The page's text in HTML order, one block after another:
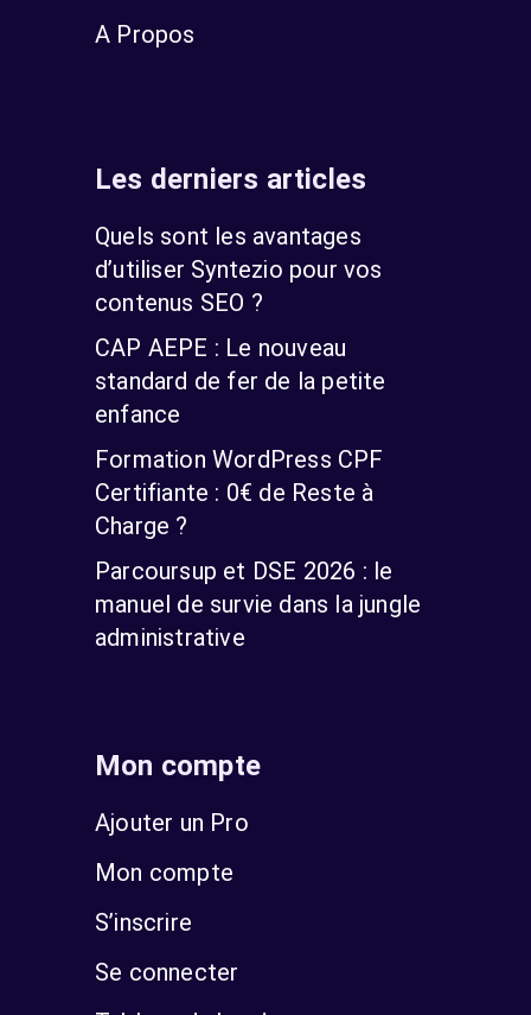
A Propos
Les derniers articles
Quels sont les avantages
d’utiliser Syntezio pour vos
contenus SEO ?
CAP AEPE : Le nouveau
standard de fer de la petite
enfance
Formation WordPress CPF
Certifiante : 0€ de Reste à
Charge ?
Parcoursup et DSE 2026 : le
manuel de survie dans la jungle
administrative
Mon compte
Ajouter un Pro
Mon compte
S’inscrire
Se connecter